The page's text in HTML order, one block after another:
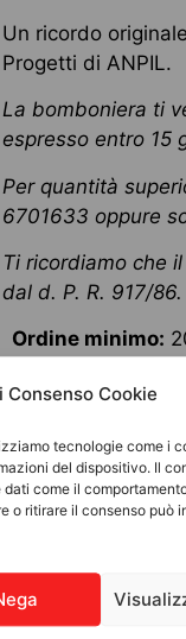
Consenso Cookie
tecnologie come i
del dispositivo. Il
come il
o ritirare il consenso può
Un ricordo
Progetti di ANPIL.
La bomboniera ti
espresso entro 15
Per quantità
6701633 oppure
Ti ricordiamo che
dal d. P. R. 917/86.
Ordine minimo:
10,00€
Add to